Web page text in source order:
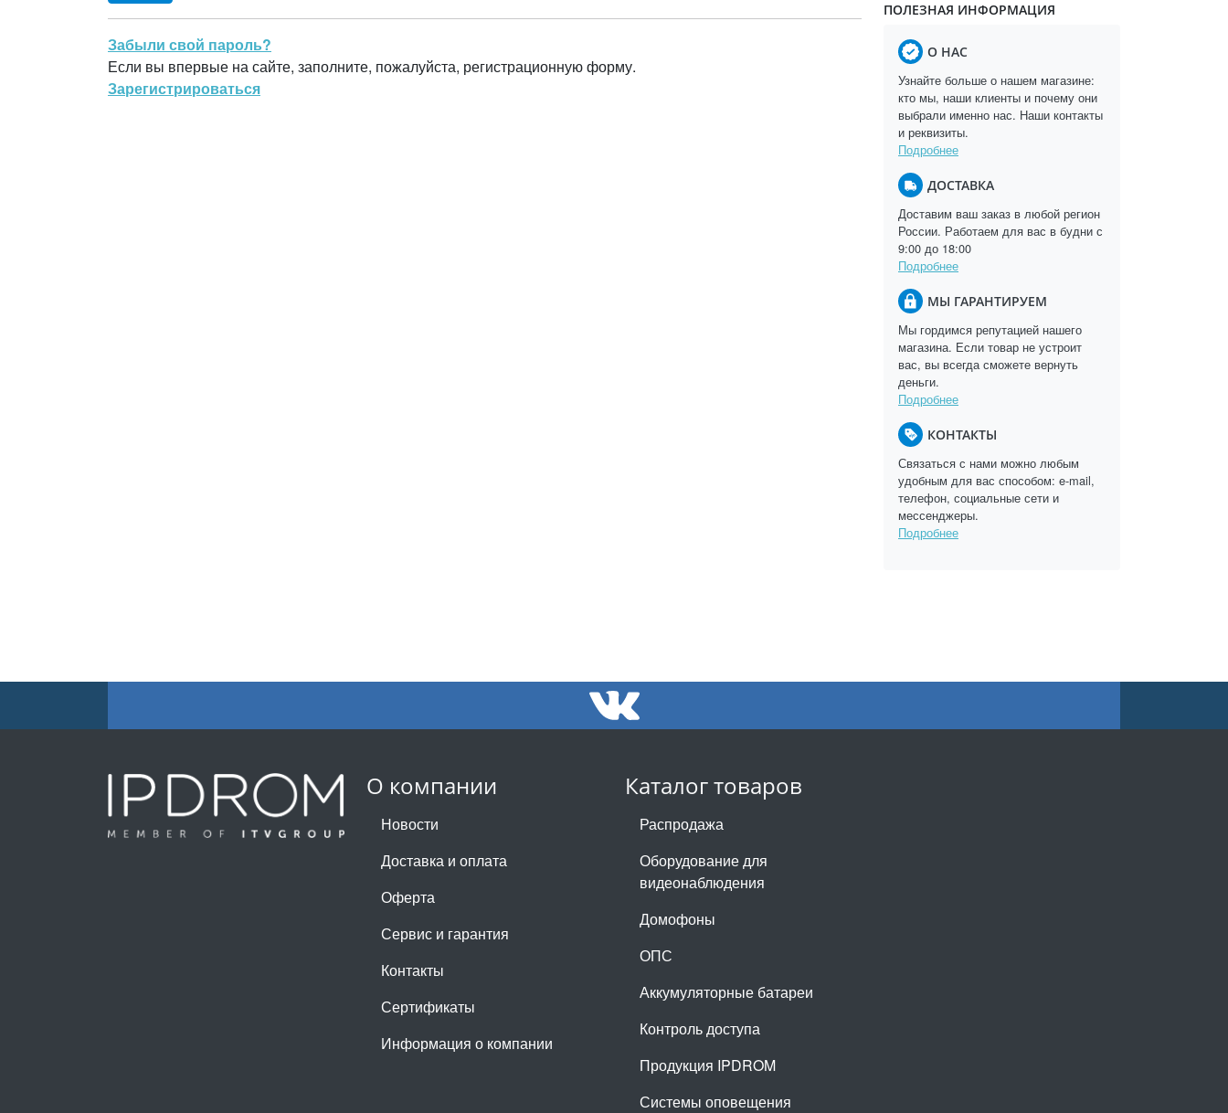
Забыли свой пароль?
Если вы впервые на сайте, заполните, пожалуйста, регистрационную форму.
Зарегистрироваться
ПОЛЕЗНАЯ ИНФОРМАЦИЯ
О НАС
Узнайте больше о нашем магазине:
кто мы, наши клиенты и почему они
выбрали именно нас. Наши контакты
и реквизиты.
Подробнее
ДОСТАВКА
Доставим ваш заказ в любой регион
России. Работаем для вас в будни с
9:00 до 18:00
Подробнее
МЫ ГАРАНТИРУЕМ
Мы гордимся репутацией нашего
магазина. Если товар не устроит
вас, вы всегда сможете вернуть
деньги.
Подробнее
КОНТАКТЫ
Связаться с нами можно любым
удобным для вас способом: e-mail,
телефон, социальные сети и
мессенджеры.
Подробнее
О компании
Новости
Доставка и оплата
Оферта
Сервис и гарантия
Контакты
Сертификаты
Информация о компании
Каталог товаров
Распродажа
Оборудование для
видеонаблюдения
Домофоны
ОПС
Аккумуляторные батареи
Контроль доступа
Продукция IPDROM
Системы оповещения